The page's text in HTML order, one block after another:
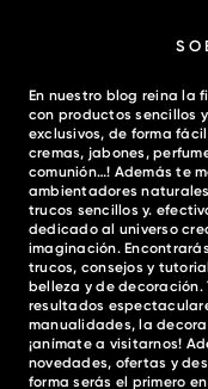
En nuestro blog reina la
con productos sencillos
exclusivos, de forma
cremas, jabones,
comunión…! Además te
ambientadores
trucos sencillos y.
dedicado al universo
imaginación.
trucos, consejos y
belleza y de decoración.
resultados
manualidades, la
¡anímate a visitarnos!
novedades, ofertas y
forma serás el primero